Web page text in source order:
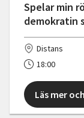
Spelar min
demokratin
Distans
18:00
Läs mer